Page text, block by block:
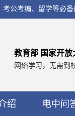
公考编、留学等必
教育部 国家开
网络学习，无需到
绍 电中问